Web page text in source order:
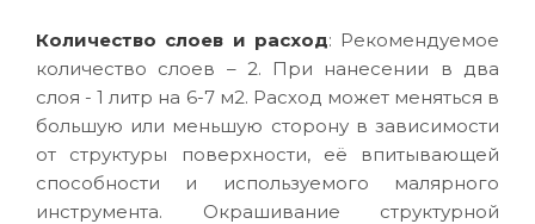
Количество слоев и расход: Рекомендуемое
количество слоев – 2. При нанесении в два
слоя - 1 литр на 6-7 м2. Расход может меняться в
большую или меньшую сторону в зависимости
от структуры поверхности, её впитывающей
способности и используемого малярного
инструмента. Окрашивание структурной